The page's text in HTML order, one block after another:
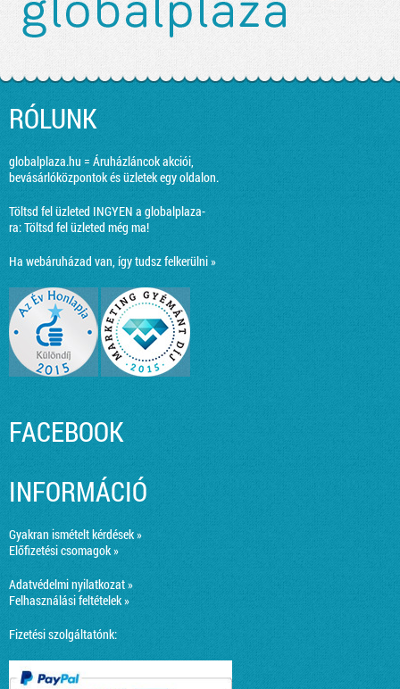
RÓLUNK
globalplaza.hu = Áruházláncok akciói,
bevásárlóközpontok és üzletek egy oldalon.
Töltsd fel üzleted INGYEN a globalplaza-
ra:Töltsd fel üzleted még ma!
Ha webáruházad van, így tudsz felkerülni »
FACEBOOK
INFORMÁCIÓ
Gyakran ismételt kérdések »
Előfizetési csomagok »
Adatvédelmi nyilatkozat »
Felhasználási feltételek »
Fizetési szolgáltatónk: